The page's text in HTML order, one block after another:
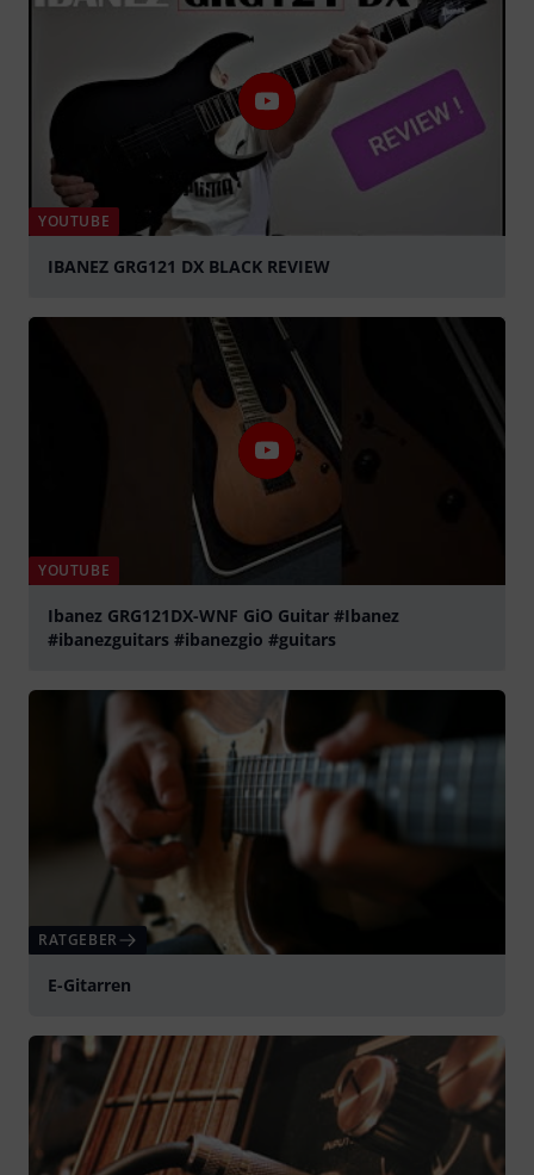
YOUTUBE
IBANEZ GRG121 DX BLACK REVIEW
YOUTUBE
Ibanez GRG121DX-WNF GiO Guitar #Ibanez
#ibanezguitars #ibanezgio #guitars
RATGEBER
E-Gitarren